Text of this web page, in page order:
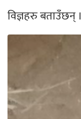
विज्ञहरु बताउँछन् ।